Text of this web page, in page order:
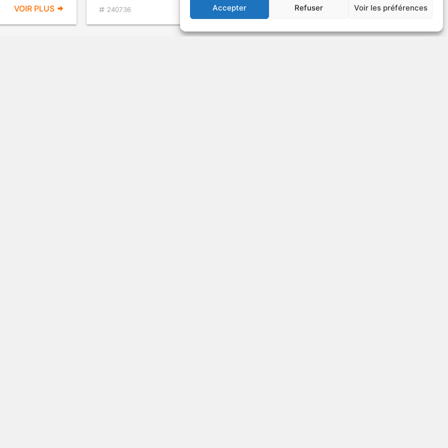
Accepter Refuser Voir les préférences
VOIR PLUS 240736 VOIR PLUS 204316 VOIR PLUS